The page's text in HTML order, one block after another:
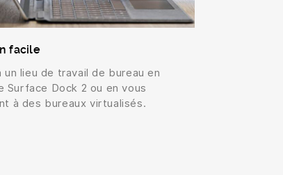
facile
un lieu de travail de bureau en
Surface Dock 2 ou en vous
à des bureaux virtualisés.